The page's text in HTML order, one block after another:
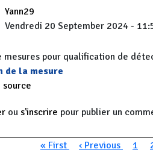
Yann29
Vendredi 20 September 2024 -
mesures pour qualification de
de la mesure
source
ou s'inscrire pour publier un
Première page
« First Page précédente
‹ Previous Page
1